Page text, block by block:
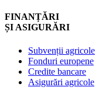
FINANȚĂRI
ȘI ASIGURĂRI
Subvenții agricole
Fonduri europene
Credite bancare
Asigurări agricole